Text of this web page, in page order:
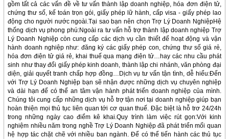
gồm tất cả các vấn đề về tư vấn thành lập doanh nghiệp, hóa đơn điện tử,
chứng thư số, kế toán trọn gói, giấy phép lữ hành, cấp visa - giấy phép lao
động cho người nước ngoài.Tại sao bạn nên chọn Trợ Lý Doanh NghiệpHệ
thống dịch vụ phong phú:Ngoài ra tư vấn hỗ trợ thành lập doanh nghiệp Trợ
Lý Doanh Nghiệp còn cung cấp các dịch vụ cần thiết để hoạt động và vận
hành doanh nghiệp như: đăng ký các giấy phép con, chứng thư số giá rẻ,
hóa đơn điện tử giá rẻ, khai thuế qua mạng điện tử…hay các nhu cầu phát
sinh như thay đổi giấy phép kinh doanh, thành lập chi nhánh, văn phòng đại
diện, giải quyết tranh chấp hợp đồng…Dịch vụ tư vấn tận tình, dễ hiểu:Đến
với Trợ Lý Doanh Nghiệp bạn sẽ nhận được những dịch vụ chuyên nghiệp
và dài hạn để có thể an tâm vận hành phát triển doanh nghiệp của mình.
Chúng tôi cung cấp những dịch vụ hỗ trợ tận nơi tại doanh nghiệp giúp bạn
hoàn thiện mọi thủ tục liên quan tới cơ quan thuế. Đặc biệt là hỗ trơ 24/24h
trong những ngày cao điểm kê khai.Quy trình làm việc rút gọn:Với kinh
nghiệm nhiều năm trong nghề Trợ Lý Doanh Nghiệp đã phát triển mối quan
hệ hợp tác chặt chẽ với nhiều ban ngành. Để có thể tiến hành các thủ tục